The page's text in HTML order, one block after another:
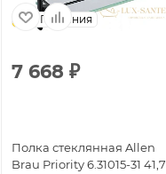
Германия
7 668 ₽
Полка стеклянная Allen
Brau Priority 6.31015-31 41,7